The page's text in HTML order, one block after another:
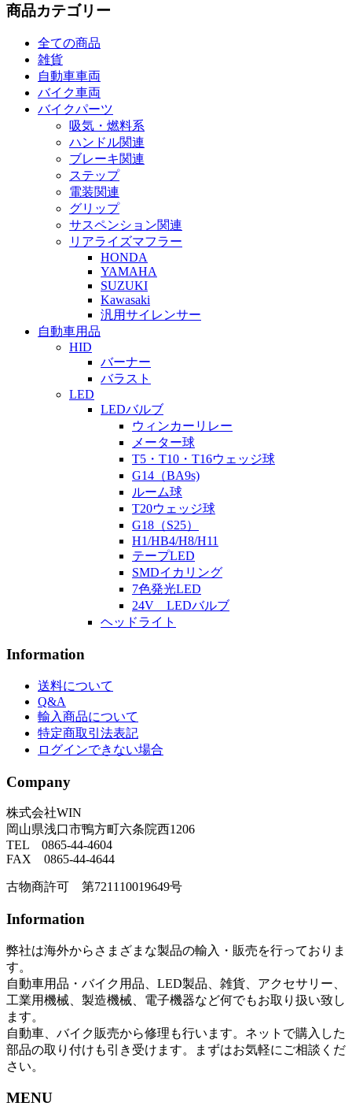
商品カテゴリー
全ての商品
雑貨
自動車車両
バイク車両
バイクパーツ
吸気・燃料系
ハンドル関連
ブレーキ関連
ステップ
電装関連
グリップ
サスペンション関連
リアライズマフラー
HONDA
YAMAHA
SUZUKI
Kawasaki
汎用サイレンサー
自動車用品
HID
バーナー
バラスト
LED
LEDバルブ
ウィンカーリレー
メーター球
T5・T10・T16ウェッジ球
G14（BA9s)
ルーム球
T20ウェッジ球
G18（S25）
H1/HB4/H8/H11
テープLED
SMDイカリング
7色発光LED
24V LEDバルブ
ヘッドライト
Information
送料について
Q&A
輸入商品について
特定商取引法表記
ログインできない場合
Company
株式会社WIN
岡山県浅口市鴨方町六条院西1206
TEL 0865-44-4604
FAX 0865-44-4644
古物商許可 第721110019649号
Information
弊社は海外からさまざまな製品の輸入・販売を行っておりま
す。
自動車用品・バイク用品、LED製品、雑貨、アクセサリー、
工業用機械、製造機械、電子機器など何でもお取り扱い致し
ます。
自動車、バイク販売から修理も行います。ネットで購入した
部品の取り付けも引き受けます。まずはお気軽にご相談くだ
さい。
MENU